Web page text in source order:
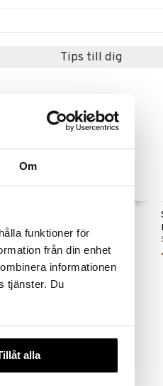
Om
funktioner för
från din enhet
informationen
tjänster. Du
alla
Tips till dig
Designer Light-up Pad
STYLE 4 EVER
249